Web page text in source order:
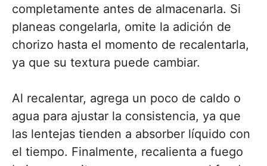
completamente antes de almacenarla. Si
planeas congelarla, omite la adición de
chorizo hasta el momento de recalentarla,
ya que su textura puede cambiar.
Al recalentar, agrega un poco de caldo o
agua para ajustar la consistencia, ya que
las lentejas tienden a absorber líquido con
el tiempo. Finalmente, recalienta a fuego